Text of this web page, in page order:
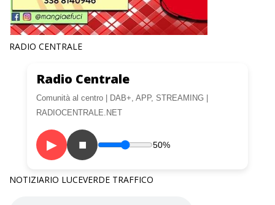
RADIO CENTRALE
Radio Centrale
Comunità al centro | DAB+, APP, STREAMING |
RADIOCENTRALE.NET
▶ ■ 50%
NOTIZIARIO LUCEVERDE TRAFFICO